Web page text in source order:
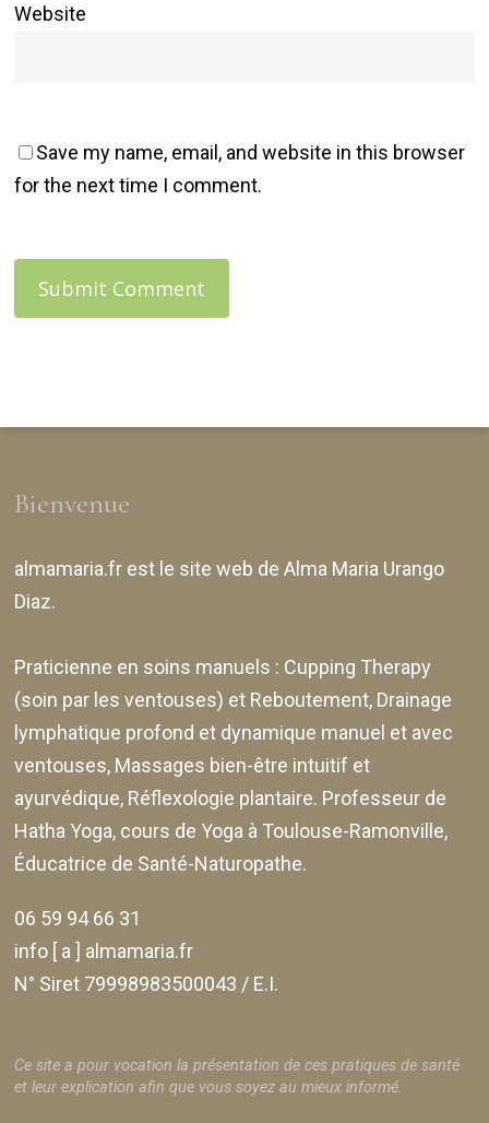
Website
Save my name, email, and website in this browser
for the next time I comment.
Bienvenue
almamaria.fr est le site web deAlma Maria Urango
Diaz.
Praticienne en soins manuels : Cupping Therapy
(soin par les ventouses) et Reboutement, Drainage
lymphatique profond et dynamique manuel et avec
ventouses, Massages bien-être intuitif et
ayurvédique, Réflexologie plantaire. Professeur de
Hatha Yoga, cours de Yoga à Toulouse-Ramonville,
Éducatrice de Santé-Naturopathe.
06 59 94 66 31
info [ a ] almamaria.fr
N° Siret 79998983500043 / E.I.
Ce site a pour vocation la présentation de ces pratiques de santé
et leur explication afin que vous soyez au mieux informé.